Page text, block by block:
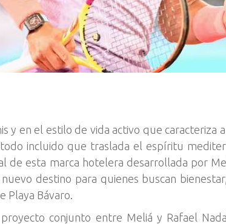
y en el estilo de vida activo que caracteriza
incluido que traslada el espíritu
de esta marca hotelera desarrollada por
destino para quienes buscan
Playa Bávaro.
proyecto conjunto entre Meliá y Rafael